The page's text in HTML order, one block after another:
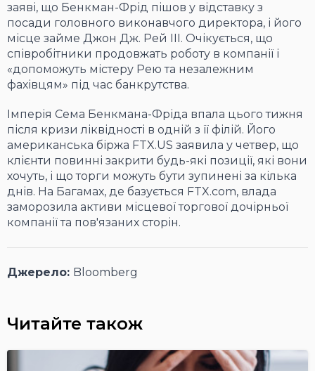
заяві, що Бенкман-Фрід пішов у відставку з
посади головного виконавчого директора, і його
місце займе Джон Дж. Рей III. Очікується, що
співробітники продовжать роботу в компанії і
«допоможуть містеру Рею та незалежним
фахівцям» під час банкрутства.
Імперія Сема Бенкмана-Фріда впала цього тижня
після кризи ліквідності в одній з її філій. Його
американська біржа FTX.US заявила у четвер, що
клієнти повинні закрити будь-які позиції, які вони
хочуть, і що торги можуть бути зупинені за кілька
днів. На Багамах, де базується FTX.com, влада
заморозила активи місцевої торгової дочірньої
компанії та пов'язаних сторін.
Джерело: Bloomberg
Читайте також